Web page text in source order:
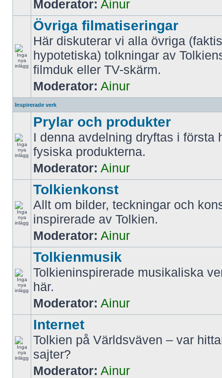
Moderator: Ainur
Övriga filmatiseringar
Här diskuterar vi alla övriga
hypotetiska) tolkningar av
filmduk eller TV-skärm.
Moderator: Ainur
Inspirerade verk
Prylar och produkter
I denna avdelning dryftas i första
fysiska produkterna.
Moderator: Ainur
Tolkienkonst
Allt om bilder, teckningar och
inspirerade av Tolkien.
Moderator: Ainur
Tolkienmusik
Tolkieninspirerade musikaliska
här.
Moderator: Ainur
Internet
Tolkien på Världsväven – var
sajter?
Moderator: Ainur